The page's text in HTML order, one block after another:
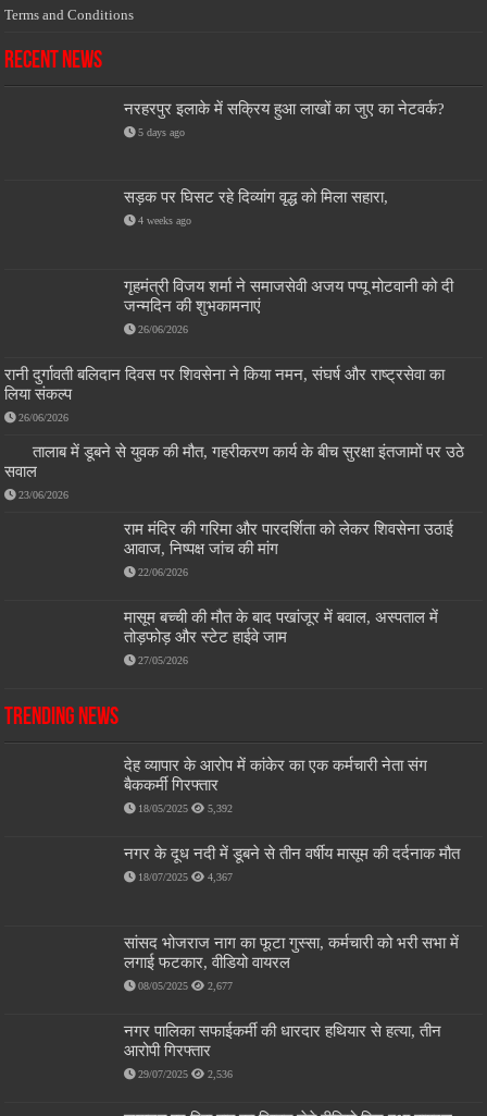
Terms and Conditions
Recent News
नरहरपुर इलाके में सक्रिय हुआ लाखों का जुए का नेटवर्क?
5 days ago
सड़क पर घिसट रहे दिव्यांग वृद्ध को मिला सहारा,
4 weeks ago
गृहमंत्री विजय शर्मा ने समाजसेवी अजय पप्पू मोटवानी को दी
जन्मदिन की शुभकामनाएं
26/06/2026
रानी दुर्गावती बलिदान दिवस पर शिवसेना ने किया नमन, संघर्ष और राष्ट्रसेवा का
लिया संकल्प
26/06/2026
तालाब में डूबने से युवक की मौत, गहरीकरण कार्य के बीच सुरक्षा इंतजामों पर उठे
सवाल
23/06/2026
राम मंदिर की गरिमा और पारदर्शिता को लेकर शिवसेना उठाई
आवाज, निष्पक्ष जांच की मांग
22/06/2026
मासूम बच्ची की मौत के बाद पखांजूर में बवाल, अस्पताल में
तोड़फोड़ और स्टेट हाईवे जाम
27/05/2026
Trending News
देह व्यापार के आरोप में कांकेर का एक कर्मचारी नेता संग
बैककर्मी गिरफ्तार
18/05/2025 5,392
नगर के दूध नदी में डूबने से तीन वर्षीय मासूम की दर्दनाक मौत
18/07/2025 4,367
सांसद भोजराज नाग का फूटा गुस्सा, कर्मचारी को भरी सभा में
लगाई फटकार, वीडियो वायरल
08/05/2025 2,677
नगर पालिका सफाईकर्मी की धारदार हथियार से हत्या, तीन
आरोपी गिरफ्तार
29/07/2025 2,536